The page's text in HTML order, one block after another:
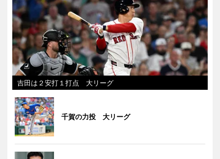
吉田は２安打１打点 大リーグ
千賀の力投 大リーグ